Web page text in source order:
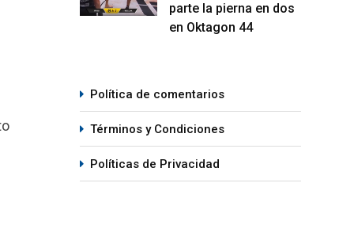
parte la pierna en dos
en Oktagon 44
Política de comentarios
Términos y Condiciones
Políticas de Privacidad